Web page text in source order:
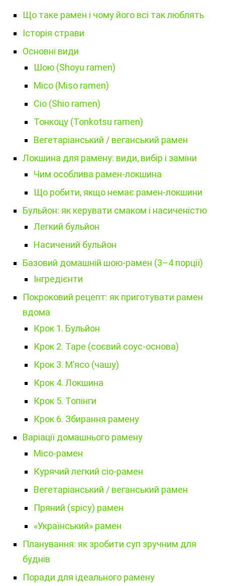
Що таке рамен і чому його всі так люблять
Історія страви
Основні види
Шою (Shoyu ramen)
Місо (Miso ramen)
Сіо (Shio ramen)
Тонкоцу (Tonkotsu ramen)
Вегетаріанський / веганський рамен
Локшина для рамену: види, вибір і заміни
Чим особлива рамен-локшина
Що робити, якщо немає рамен-локшини
Бульйон: як керувати смаком і насиченістю
Легкий бульйон
Насичений бульйон
Базовий домашній шою-рамен (3–4 порції)
Інгредієнти
Покроковий рецепт: як приготувати рамен
вдома
Крок 1. Бульйон
Крок 2. Таре (соєвий соус-основа)
Крок 3. М’ясо (чашу)
Крок 4. Локшина
Крок 5. Топінги
Крок 6. Збирання рамену
Варіації домашнього рамену
Місо-рамен
Курячий легкий сіо-рамен
Вегетаріанський / веганський рамен
Пряний (spicy) рамен
«Український» рамен
Планування: як зробити суп зручним для
буднів
Поради для ідеального рамену